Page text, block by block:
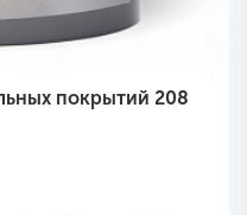
покрытий 208